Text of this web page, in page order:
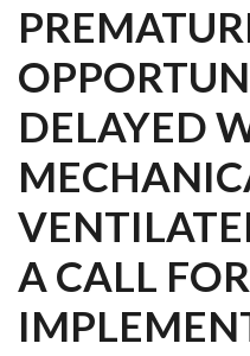
DELAYED
A CALL FOR